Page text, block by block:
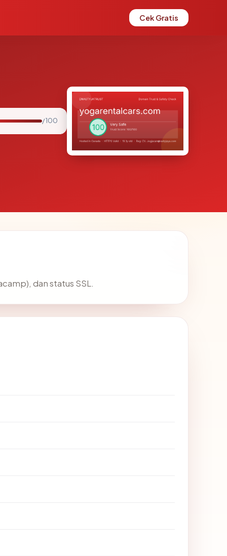
Cek Gratis
/ 100
dan status SSL.